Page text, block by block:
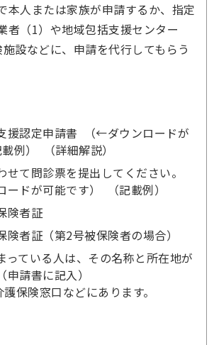
本人または家族が申請するか、指定
者（1）や地域包括支援センター
施設などに、申請を代行してもらう
援認定申請書 （←ダウンロードが
例） （詳細解説）
せて問診票を提出してください。
ードが可能です） （記載例）
険者証
険者証（第2号被保険者の場合）
っている人は、その名称と所在地が
申請書に記入）
保険窓口などにあります。